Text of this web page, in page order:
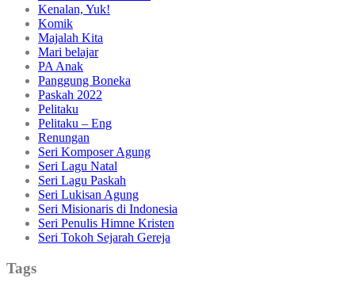
Kenalan, Yuk!
Komik
Majalah Kita
Mari belajar
PA Anak
Panggung Boneka
Paskah 2022
Pelitaku
Pelitaku – Eng
Renungan
Seri Komposer Agung
Seri Lagu Natal
Seri Lagu Paskah
Seri Lukisan Agung
Seri Misionaris di Indonesia
Seri Penulis Himne Kristen
Seri Tokoh Sejarah Gereja
Tags